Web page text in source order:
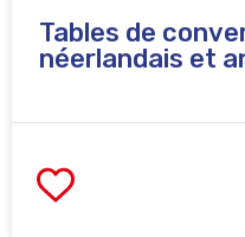
partenaires, etc.
Tables de
néerlandais et